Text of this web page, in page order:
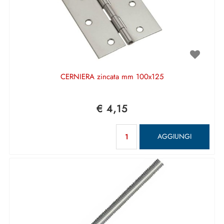
CERNIERA zincata mm 100x125
€ 4,15
AGGIUNGI